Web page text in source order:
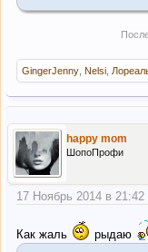
GingerJenny Nelsi
happy mom
ШопоПрофи
17 Ноябрь 2014 в 21:42
Как жаль рыдаю